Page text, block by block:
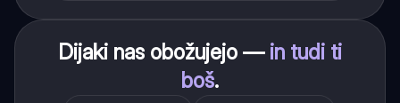
Dijaki nas obožujejo — in tudi ti
boš.